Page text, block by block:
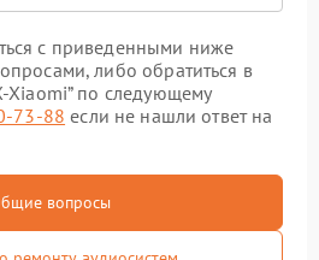
с приведенными ниже
либо обратиться в
Xiaomi” по следующему
73-88 если не нашли ответ на
вопросы